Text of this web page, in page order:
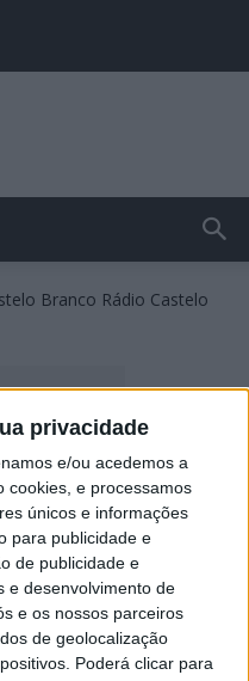
privacidade
e/ou acedemos a
cookies, e processamos
únicos e informações
para publicidade e
de publicidade e
e desenvolvimento de
e os nossos parceiros
de geolocalização
Poderá clicar para
Rádio Castelo
confraterniza em